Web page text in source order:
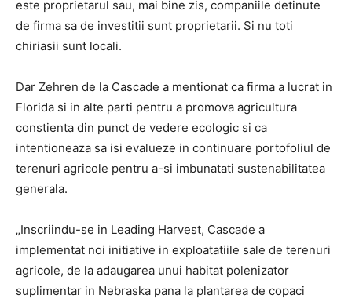
este proprietarul sau, mai bine zis, companiile detinute
de firma sa de investitii sunt proprietarii. Si nu toti
chiriasii sunt locali.
Dar Zehren de la Cascade a mentionat ca firma a lucrat in
Florida si in alte parti pentru a promova agricultura
constienta din punct de vedere ecologic si ca
intentioneaza sa isi evalueze in continuare portofoliul de
terenuri agricole pentru a-si imbunatati sustenabilitatea
generala.
„Inscriindu-se in Leading Harvest, Cascade a
implementat noi initiative in exploatatiile sale de terenuri
agricole, de la adaugarea unui habitat polenizator
suplimentar in Nebraska pana la plantarea de copaci